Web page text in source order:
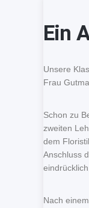
Ein
Unsere
Frau
Schon zu
zweiten
dem
Anschluss
Nach